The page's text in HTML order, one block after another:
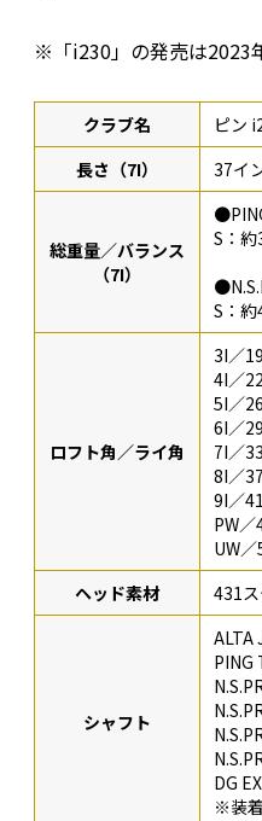
※「i230」の発売は2023
クラブ名
ピン
長さ（7I）
37イ
総重量／バランス
（7I）
S：
S：
ロフト角／ライ角
3I／
4I／
5I／
6I／
7I／
8I／
9I／
PW
UW
ヘッド素材
431
シャフト
ALTA
PING
DG
※装